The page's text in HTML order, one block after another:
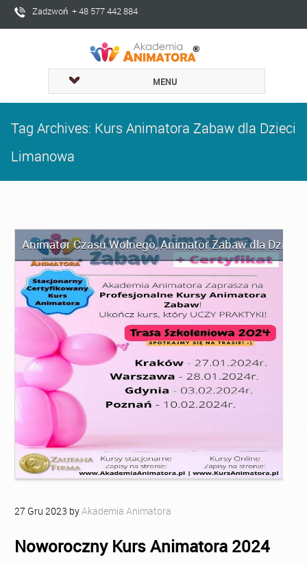
Zadzwoń + 48 577 442 884
MENU
Tag Archives: Kurs Animatora Zabaw dla Dzieci
Limanowa
Animator Czasu Wolnego,Animator Zabaw dla Dzieci
27 Gru 2023 byAkademia Animatora
Noworoczny Kurs Animatora 2024